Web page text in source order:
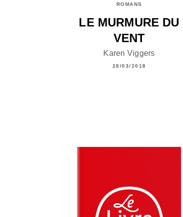
ROMANS
LE MURMURE DU
VENT
Karen Viggers
28/03/2018